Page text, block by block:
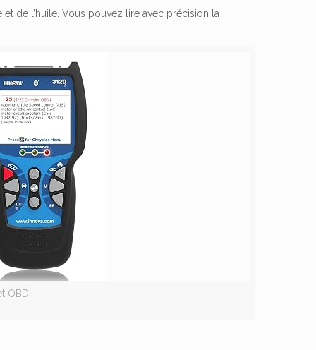
de l’huile. Vous pouvez lire avec précision la